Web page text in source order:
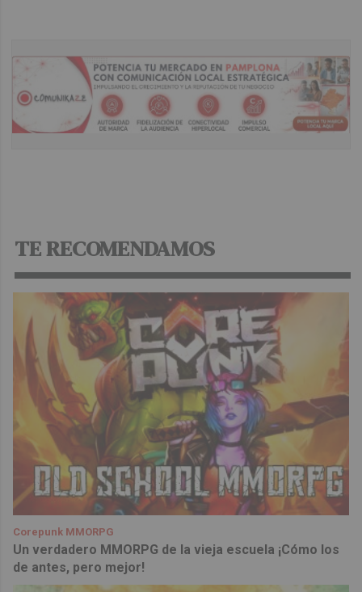
TE RECOMENDAMOS
Corepunk MMORPG
Un verdadero MMORPG de la vieja escuela ¡Cómo los
de antes, pero mejor!